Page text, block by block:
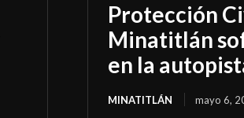
Protección
Minatitlán
en la
MINATITLÁN mayo 6,